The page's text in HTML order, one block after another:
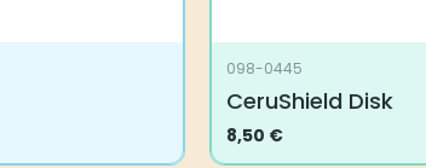
098-0445
CeruShield Disk
8,50 €